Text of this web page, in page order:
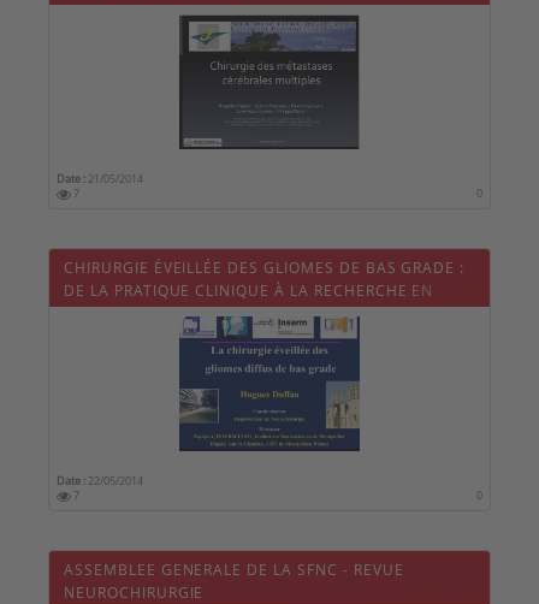
Date : 21/05/2014
7
0
CHIRURGIE ÉVEILLÉE DES GLIOMES DE BAS GRADE :
DE LA PRATIQUE CLINIQUE À LA RECHERCHE EN
NEUROSCIENCES
Date : 22/05/2014
7
0
ASSEMBLEE GENERALE DE LA SFNC - REVUE
NEUROCHIRURGIE